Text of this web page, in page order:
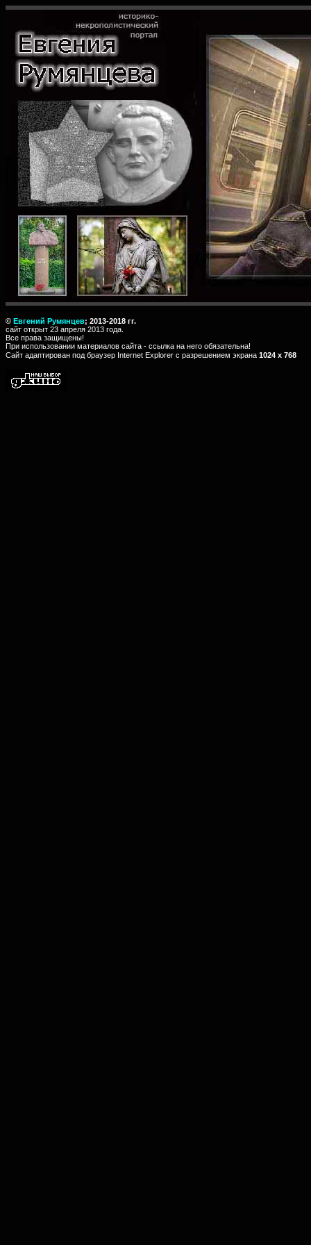
-
© Евгений Румянцев; 2013-2018 гг.
сайт открыт 23 апреля 2013 года.
Все права защищены!
При использовании материалов сайта - ссылка на него обязательна!
Сайт адаптирован под браузер Internet Explorer c разрешением экрана 1024 х 768